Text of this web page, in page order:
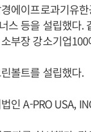
에이프로과기유
스 등을 설립했다.
부장 강소기업
볼트를 설립했다.
인 A-PRO USA,